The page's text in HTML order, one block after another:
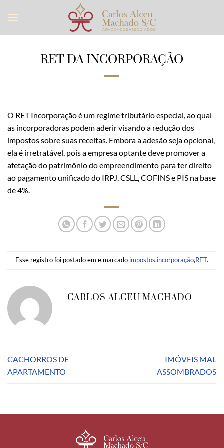
RET DA INCORPORAÇÃO
O RET Incorporação é um regime tributário especial, ao qual
as incorporadoras podem aderir visando a redução dos
impostos sobre suas receitas. Embora a adesão seja opcional,
ela é irretratável, pois a empresa optante deve promover a
afetação do patrimônio do empreendimento para ter direito
ao pagamento unificado do IRPJ, CSLL, COFINS e PIS na base
de 4%.
Esse registro foi postado em e marcado impostos,incorporação,RET.
CARLOS ALCEU MACHADO
CACHORROS DE
APARTAMENTO
IMÓVEIS MAL
ASSOMBRADOS